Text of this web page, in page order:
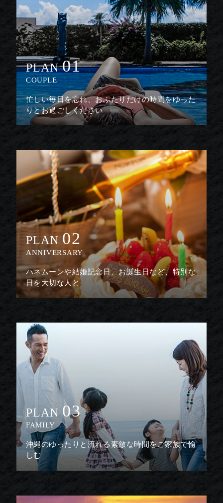
PLAN 01
COUPLE
忙しい毎日を忘れ、おふたりだけの時間をゆった
りとお過ごしください
PLAN 02
ANNIVERSARY
ハネムーンや結婚記念日、お誕生日など、特別な
日を大切な人と
PLAN 03
FAMILY
沖縄のゆったりと流れる素敵な時間をご家族で愉
しむ